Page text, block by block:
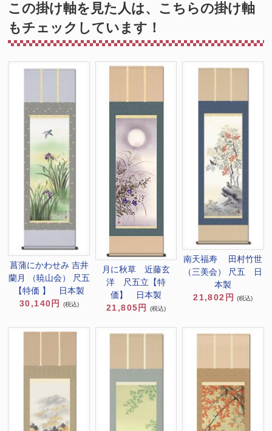
この掛け軸を見た人は、こちらの掛け軸
もチェックしています！
菖蒲にかわせみ 吉井
蘭月 （暁山会） 尺五
【特価 】 日本製
30,140円
(税込)
月に秋草 近藤玄
洋 尺五立【特
価】 日本製
21,805円
(税込)
南天福寿 田村竹世
（三美会） 尺五 日
本製
21,802円
(税込)